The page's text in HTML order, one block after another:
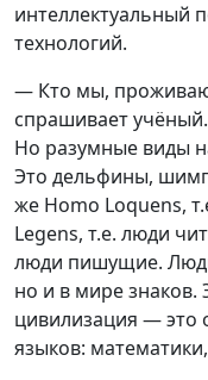
интеллектуальный
технологий.
— Кто мы,
спрашивает
Но разумные виды
Это дельфины,
же Homo Loquens,
Legens, т.е. люди
люди пишущие.
но и в мире
цивилизация — это
языков: